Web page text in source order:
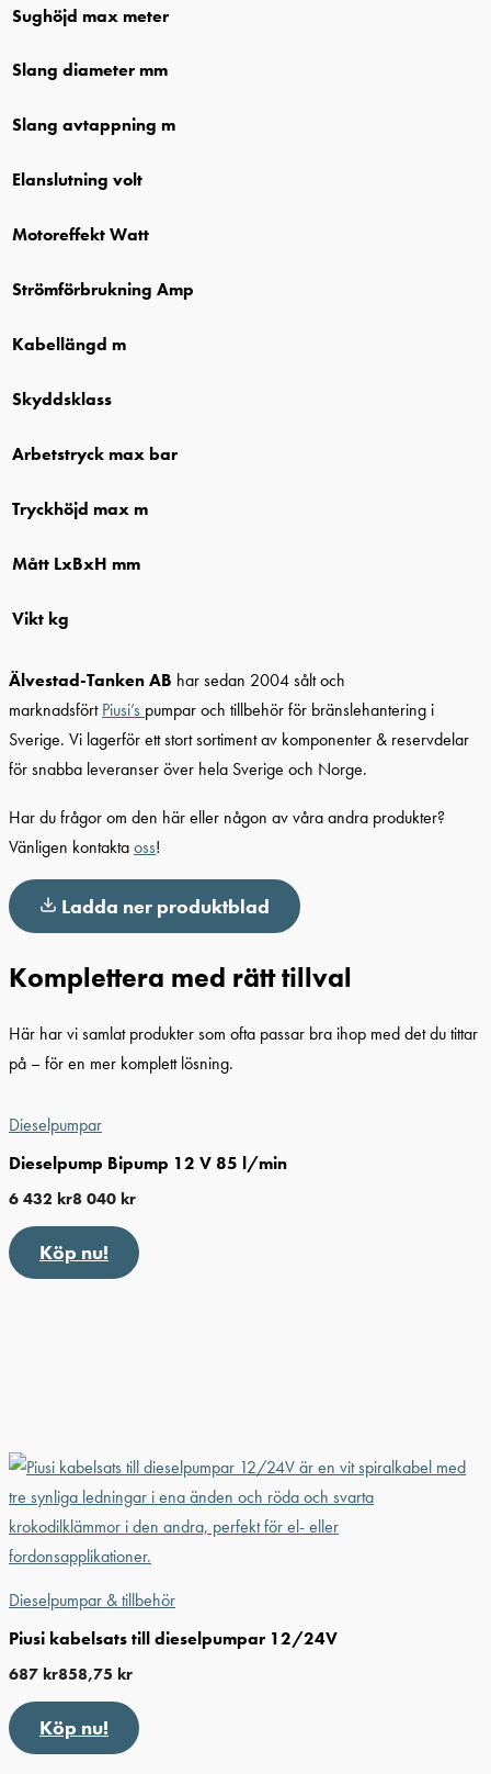
Sughöjd max meter
Slang diameter mm
Slang avtappning m
Elanslutning volt
Motoreffekt Watt
Strömförbrukning Amp
Kabellängd m
Skyddsklass
Arbetstryck max bar
Tryckhöjd max m
Mått LxBxH mm
Vikt kg
Älvestad-Tanken AB har sedan 2004 sålt och
marknadsförtPiusi’s pumpar och tillbehör för bränslehantering i
Sverige. Vi lagerför ett stort sortiment av komponenter & reservdelar
för snabba leveranser över hela Sverige och Norge.
Har du frågor om den här eller någon av våra andra produkter?
Vänligen kontaktaoss!
Ladda ner produktblad
Komplettera med rätt tillval
Här har vi samlat produkter som ofta passar bra ihop med det du tittar
på – för en mer komplett lösning.
Dieselpumpar
Dieselpump Bipump 12 V 85 l/min
6 432 kr8 040 kr
Köp nu!
Dieselpumpar & tillbehör
Piusi kabelsats till dieselpumpar 12/24V
687 kr858,75 kr
Köp nu!